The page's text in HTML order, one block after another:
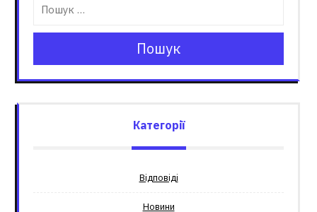
Пошук
Категорії
Відповіді
Новини